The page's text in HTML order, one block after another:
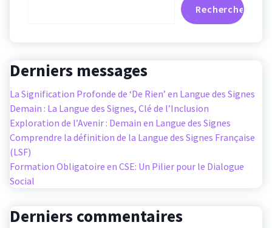
Rechercher
Derniers messages
La Signification Profonde de ‘De Rien’ en Langue des Signes
Demain : La Langue des Signes, Clé de l’Inclusion
Exploration de l’Avenir : Demain en Langue des Signes
Comprendre la définition de la Langue des Signes Française
(LSF)
Formation Obligatoire en CSE: Un Pilier pour le Dialogue
Social
Derniers commentaires